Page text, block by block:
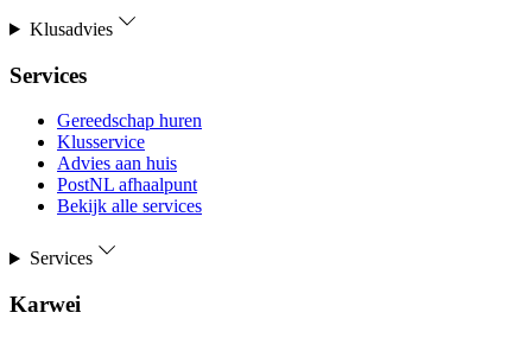
Klusadvies
Services
Gereedschap huren
Klusservice
Advies aan huis
PostNL afhaalpunt
Bekijk alle services
Services
Karwei